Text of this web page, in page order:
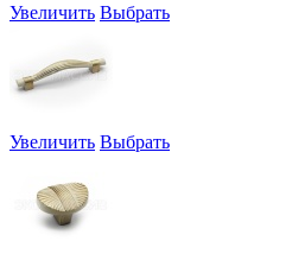
Увеличить Выбрать
Увеличить Выбрать